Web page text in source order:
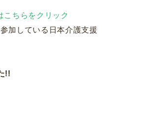
ちらをクリック
加している日本介護支援
!!